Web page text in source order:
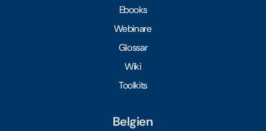
Ebooks
Webinare
Glossar
Wiki
Toolkits
Belgien